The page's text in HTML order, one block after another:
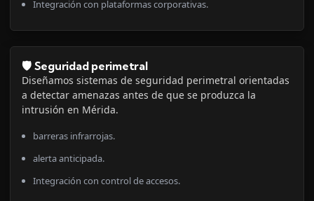
Integración con plataformas corporativas.
🛡️ Seguridad perimetral
Diseñamos sistemas de seguridad perimetral orientadas
a detectar amenazas antes de que se produzca la
intrusión en Mérida.
barreras infrarrojas.
alerta anticipada.
Integración con control de accesos.